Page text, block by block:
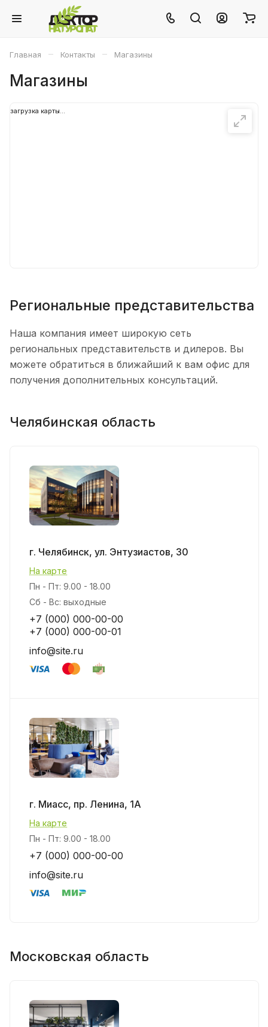
Главная – Контакты – Магазины
Магазины
загрузка карты...
Региональные представительства
Наша компания имеет широкую сеть
региональных представительств и дилеров. Вы
можете обратиться в ближайший к вам офис для
получения дополнительных консультаций.
Челябинская область
г. Челябинск, ул. Энтузиастов, 30
На карте
Пн - Пт: 9.00 - 18.00
Сб - Вс: выходные
+7 (000) 000-00-00
+7 (000) 000-00-01
info@site.ru
г. Миасс, пр. Ленина, 1А
На карте
Пн - Пт: 9.00 - 18.00
+7 (000) 000-00-00
info@site.ru
Московская область